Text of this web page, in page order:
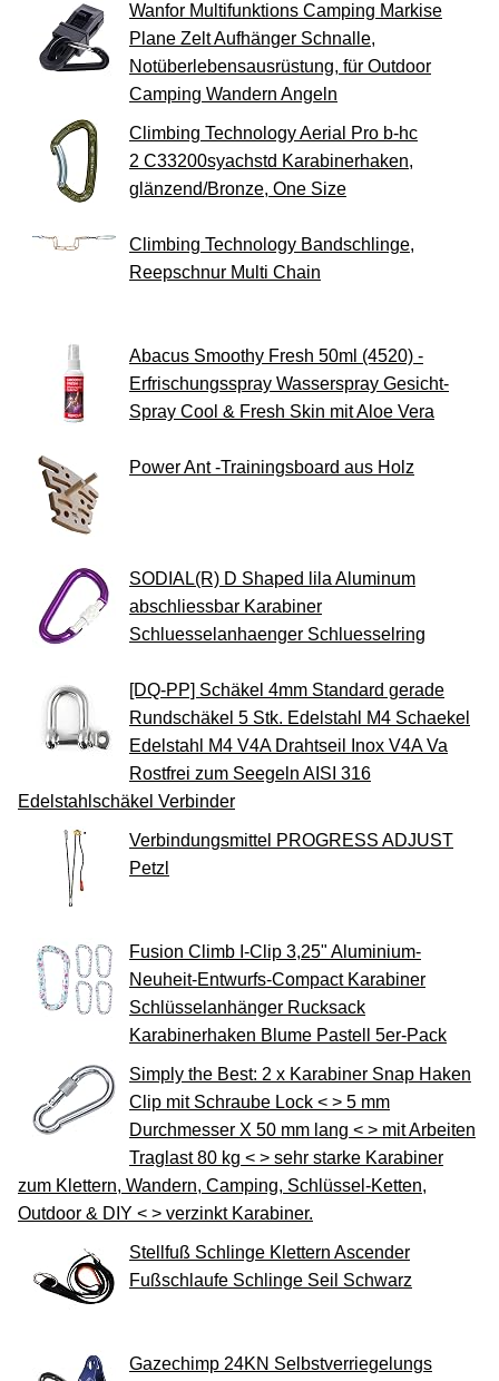
Wanfor Multifunktions Camping Markise
Plane Zelt Aufhänger Schnalle,
Notüberlebensausrüstung, für Outdoor
Camping Wandern Angeln
Climbing Technology Aerial Pro b-hc
2 C33200syachstd Karabinerhaken,
glänzend/Bronze, One Size
Climbing Technology Bandschlinge,
Reepschnur Multi Chain
Abacus Smoothy Fresh 50ml (4520) -
Erfrischungsspray Wasserspray Gesicht-
Spray Cool & Fresh Skin mit Aloe Vera
Power Ant -Trainingsboard aus Holz
SODIAL(R) D Shaped lila Aluminum
abschliessbar Karabiner
Schluesselanhaenger Schluesselring
[DQ-PP] Schäkel 4mm Standard gerade
Rundschäkel 5 Stk. Edelstahl M4 Schaekel
Edelstahl M4 V4A Drahtseil Inox V4A Va
Rostfrei zum Seegeln AISI 316
Edelstahlschäkel Verbinder
Verbindungsmittel PROGRESS ADJUST
Petzl
Fusion Climb I-Clip 3,25" Aluminium-
Neuheit-Entwurfs-Compact Karabiner
Schlüsselanhänger Rucksack
Karabinerhaken Blume Pastell 5er-Pack
Simply the Best: 2 x Karabiner Snap Haken
Clip mit Schraube Lock < > 5 mm
Durchmesser X 50 mm lang < > mit Arbeiten
Traglast 80 kg < > sehr starke Karabiner
zum Klettern, Wandern, Camping, Schlüssel-Ketten,
Outdoor & DIY < > verzinkt Karabiner.
Stellfuß Schlinge Klettern Ascender
Fußschlaufe Schlinge Seil Schwarz
Gazechimp 24KN Selbstverriegelungs